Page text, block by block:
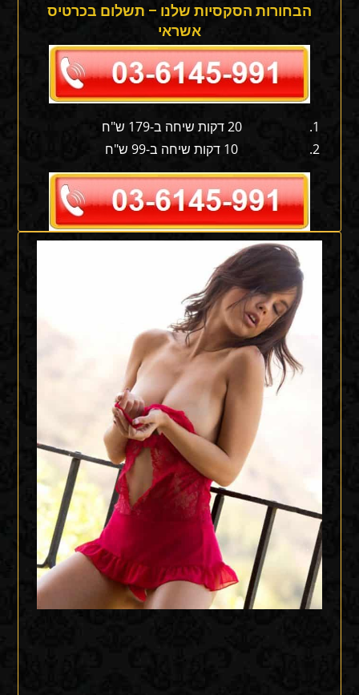
הבחורות הסקסיות שלנו – תשלום בכרטיס
אשראי
20 דקות שיחה ב-179 ש"ח
10 דקות שיחה ב-99 ש"ח